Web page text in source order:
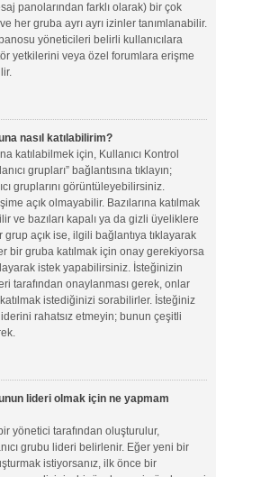
panolarından farklı olarak) bir çok
her gruba ayrı ayrı izinler tanımlanabilir.
yöneticileri belirli kullanıcılara
yetkilerini veya özel forumlara erişme
nasıl katılabilirim?
katılabilmek için, Kullanıcı Kontrol
grupları” bağlantısına tıklayın;
gruplarını görüntüleyebilirsiniz.
açık olmayabilir. Bazılarına katılmak
ve bazıları kapalı ya da gizli üyeliklere
açık ise, ilgili bağlantıya tıklayarak
bir gruba katılmak için onay gerekiyorsa
istek yapabilirsiniz. İsteğinizin
tarafından onaylanması gerek, onlar
istediğinizi sorabilirler. İsteğiniz
rahatsız etmeyin; bunun çeşitli
lideri olmak için ne yapmam
yönetici tarafından oluşturulur,
grubu lideri belirlenir. Eğer yeni bir
istiyorsanız, ilk önce bir